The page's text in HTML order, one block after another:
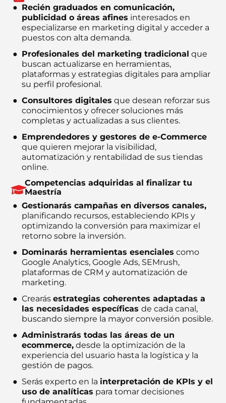
Recién graduados en comunicación,
publicidad o áreas afines interesados en
especializarse en marketing digital y acceder a
puestos con alta demanda.
Profesionales del marketing tradicional que
buscan actualizarse en herramientas,
plataformas y estrategias digitales para ampliar
su perfil profesional.
Consultores digitales que desean reforzar sus
conocimientos y ofrecer soluciones más
completas y actualizadas a sus clientes.
Emprendedores y gestores de e-Commerce
que quieren mejorar la visibilidad,
automatización y rentabilidad de sus tiendas
online.
Competencias adquiridas al finalizar tu
Maestría
Gestionarás campañas en diversos canales,
planificando recursos, estableciendo KPIs y
optimizando la conversión para maximizar el
retorno sobre la inversión.
Dominarás herramientas esenciales como
Google Analytics, Google Ads, SEMrush,
plataformas de CRM y automatización de
marketing.
Crearás estrategias coherentes adaptadas a
las necesidades específicas de cada canal,
buscando siempre la mayor conversión posible.
Administrarás todas las áreas de un
ecommerce, desde la optimización de la
experiencia del usuario hasta la logística y la
gestión de pagos.
Serás experto en la interpretación de KPIs y el
uso de analíticas para tomar decisiones